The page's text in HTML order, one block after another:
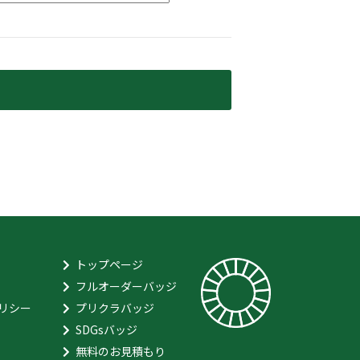
シー
トップページ
フルオーダーバッジ
プリクラバッジ
SDGsバッジ
無料のお見積もり